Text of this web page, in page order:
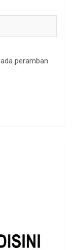
peramban